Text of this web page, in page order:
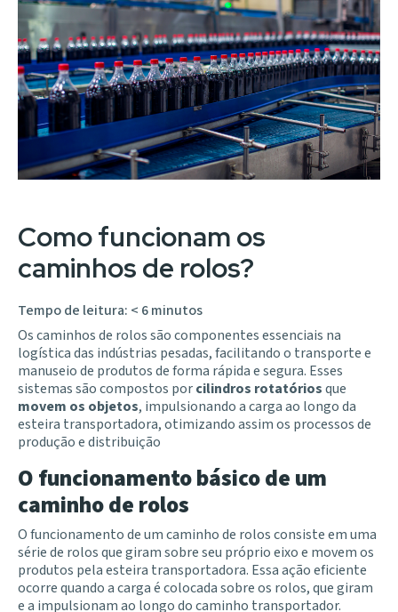
Como funcionam os
caminhos de rolos?
Tempo de leitura: < 6minutos
Os caminhos de rolos são componentes essenciais na
logística das indústrias pesadas, facilitando o transporte e
manuseio de produtos de forma rápida e segura. Esses
sistemas são compostos porcilindros rotatóriosque
movem os objetos, impulsionando a carga ao longo da
esteira transportadora, otimizando assim os processos de
produção e distribuição
O funcionamento básico de um
caminho de rolos
Ofuncionamentode um caminho de rolos consiste em uma
série de rolos que giram sobre seu próprio eixo e movem os
produtos pela esteira transportadora. Essa ação eficiente
ocorre quando a carga é colocada sobre os rolos, que giram
e a impulsionam ao longo do caminho transportador.